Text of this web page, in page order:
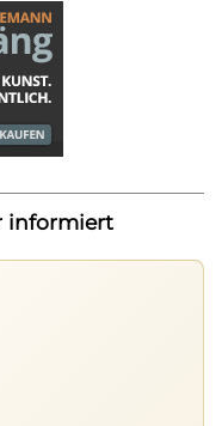
informiert